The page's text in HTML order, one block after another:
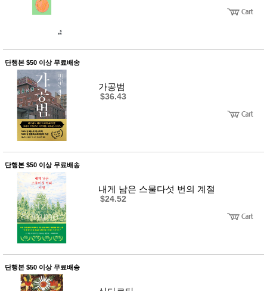
단행본 $50 이상 무료배송
가공범
$36.43
단행본 $50 이상 무료배송
내게 남은 스물다섯 번의 계절
$24.52
단행본 $50 이상 무료배송